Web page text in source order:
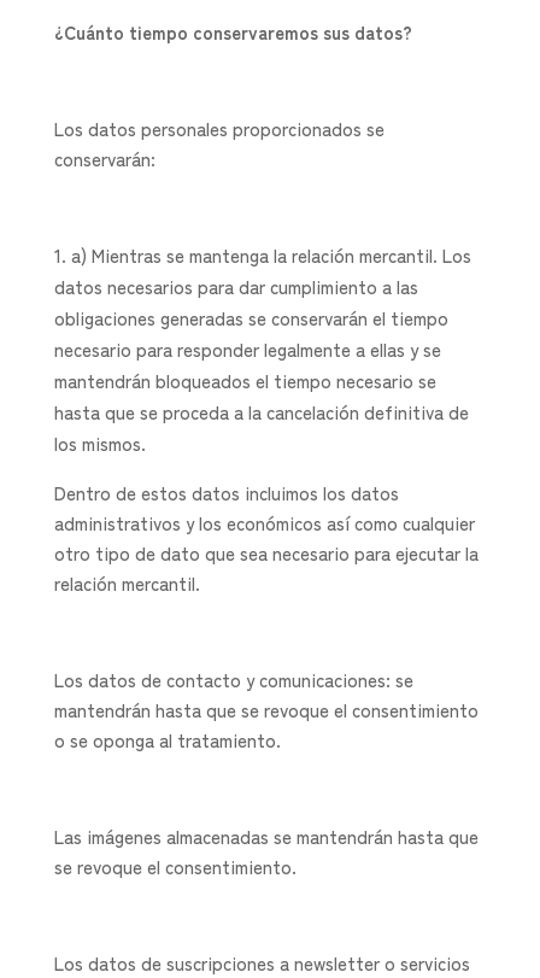
¿Cuánto tiempo conservaremos sus datos?
Los datos personales proporcionados se
conservarán:
a) Mientras se mantenga la relación mercantil. Los
datos necesarios para dar cumplimiento a las
obligaciones generadas se conservarán el tiempo
necesario para responder legalmente a ellas y se
mantendrán bloqueados el tiempo necesario se
hasta que se proceda a la cancelación definitiva de
los mismos.
Dentro de estos datos incluimos los datos
administrativos y los económicos así como cualquier
otro tipo de dato que sea necesario para ejecutar la
relación mercantil.
Los datos de contacto y comunicaciones: se
mantendrán hasta que se revoque el consentimiento
o se oponga al tratamiento.
Las imágenes almacenadas se mantendrán hasta que
se revoque el consentimiento.
Los datos de suscripciones a newsletter o servicios